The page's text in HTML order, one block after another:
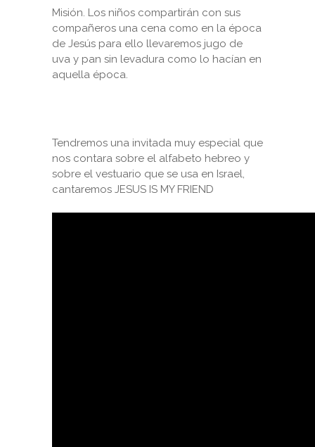
Misión. Los niños compartirán con sus
compañeros una cena como en la época
de Jesús para ello llevaremos jugo de
uva y pan sin levadura como lo hacían en
aquella época.
Tendremos una invitada muy especial que
nos contara sobre el alfabeto hebreo y
sobre el vestuario que se usa en Israel,
cantaremos JESUS IS MY FRIEND